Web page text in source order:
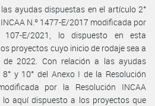
las ayudas dispuestas en el artículo 2°
N.º 1477-E/2017 modificada por
107-E/2021, lo dispuesto en esta
proyectos cuyo inicio de rodaje sea a
2022. Con relación a las ayudas
y 10° del Anexo I de la Resolución
por la Resolución INCAA
lo aquí dispuesto a los proyectos que